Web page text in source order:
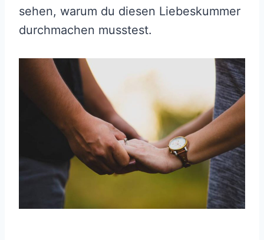
sehen, warum du diesen Liebeskummer
durchmachen musstest.